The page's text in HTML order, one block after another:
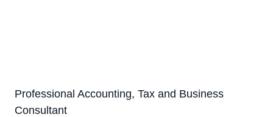
Professional Accounting, Tax and Business
Consultant